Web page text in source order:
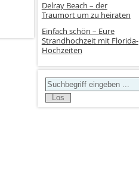
Delray Beach – der
Traumort um zu heiraten
Einfach schön – Eure
Strandhochzeit mit Florida-
Hochzeiten
Search